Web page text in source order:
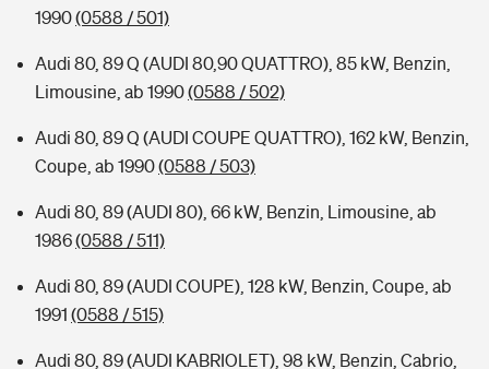
1990(0588 / 501)
Audi 80, 89 Q (AUDI 80,90 QUATTRO), 85 kW, Benzin,
Limousine, ab 1990(0588 / 502)
Audi 80, 89 Q (AUDI COUPE QUATTRO), 162 kW, Benzin,
Coupe, ab 1990(0588 / 503)
Audi 80, 89 (AUDI 80), 66 kW, Benzin, Limousine, ab
1986(0588 / 511)
Audi 80, 89 (AUDI COUPE), 128 kW, Benzin, Coupe, ab
1991 (0588 / 515)
Audi 80, 89 (AUDI KABRIOLET), 98 kW, Benzin, Cabrio,